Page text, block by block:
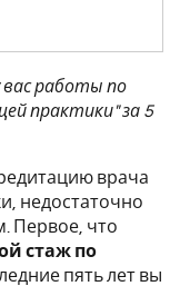
работы по
практики" за 5
врача
недостаточно
Первое, что
стаж по
пять лет вы